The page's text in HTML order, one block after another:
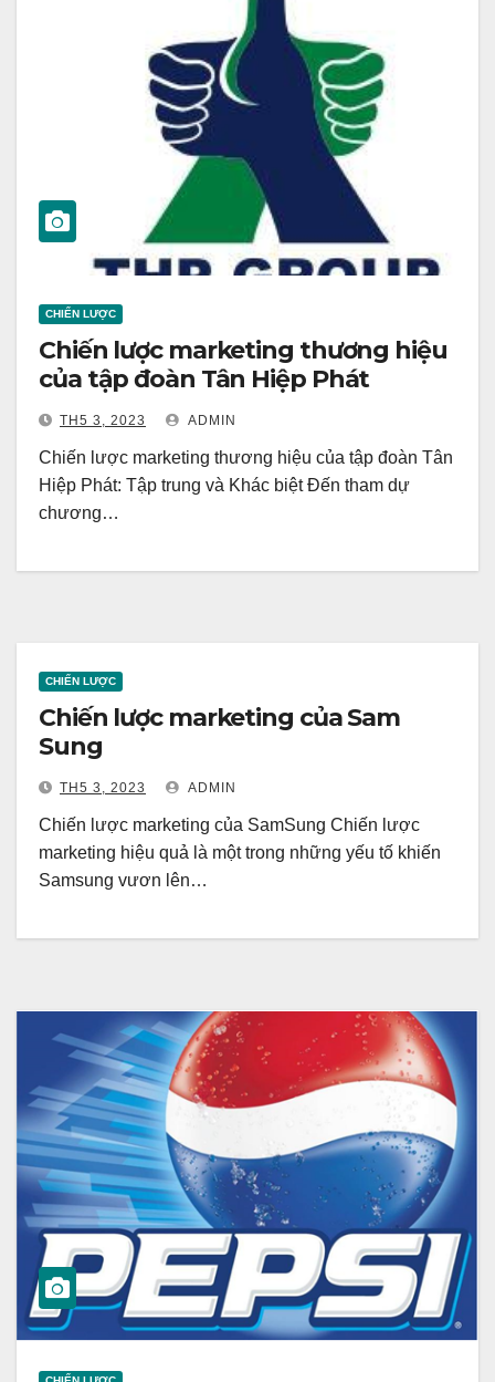
CHIẾN LƯỢC
Chiến lược marketing thương hiệu
của tập đoàn Tân Hiệp Phát
TH5 3, 2023 ADMIN
Chiến lược marketing thương hiệu của tập đoàn Tân
Hiệp Phát: Tập trung và Khác biệt Đến tham dự
chương…
CHIẾN LƯỢC
Chiến lược marketing của Sam
Sung
TH5 3, 2023 ADMIN
Chiến lược marketing của SamSung Chiến lược
marketing hiệu quả là một trong những yếu tố khiến
Samsung vươn lên…